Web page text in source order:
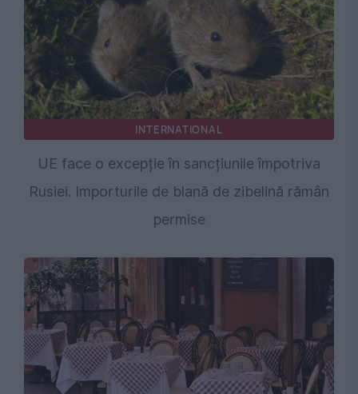
INTERNATIONAL
UE face o excepție în sancțiunile împotriva
Rusiei. Importurile de blană de zibelină rămân
permise